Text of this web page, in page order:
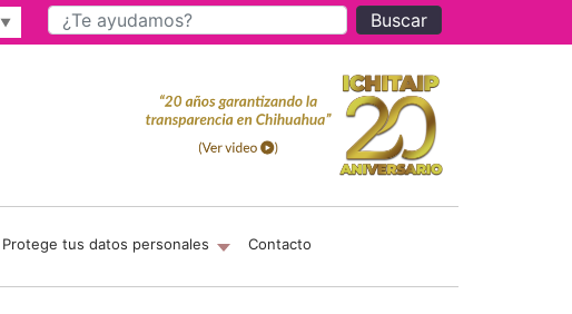
Buscar
▼
Protege tus datos personales Contacto